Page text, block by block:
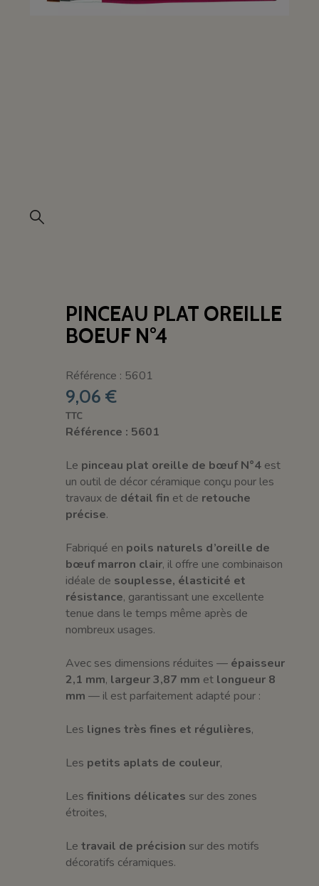
PINCEAU PLAT OREILLE
BOEUF N°4
Référence : 5601
9,06 €
TTC
Référence : 5601
Le pinceau plat oreille de bœuf N°4 est
un outil de décor céramique conçu pour les
travaux de détail fin et de retouche
précise.
Fabriqué en poils naturels d’oreille de
bœuf marron clair, il offre une combinaison
idéale de souplesse, élasticité et
résistance, garantissant une excellente
tenue dans le temps même après de
nombreux usages.
Avec ses dimensions réduites — épaisseur
2,1 mm, largeur 3,87 mm et longueur 8
mm — il est parfaitement adapté pour :
Les lignes très fines et régulières,
Les petits aplats de couleur,
Lesfinitions délicates sur des zones
étroites,
Letravail de précision sur des motifs
décoratifs céramiques.